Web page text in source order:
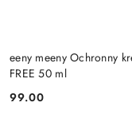
eeny meeny Ochronny
FREE 50 ml
Cena:
99.00